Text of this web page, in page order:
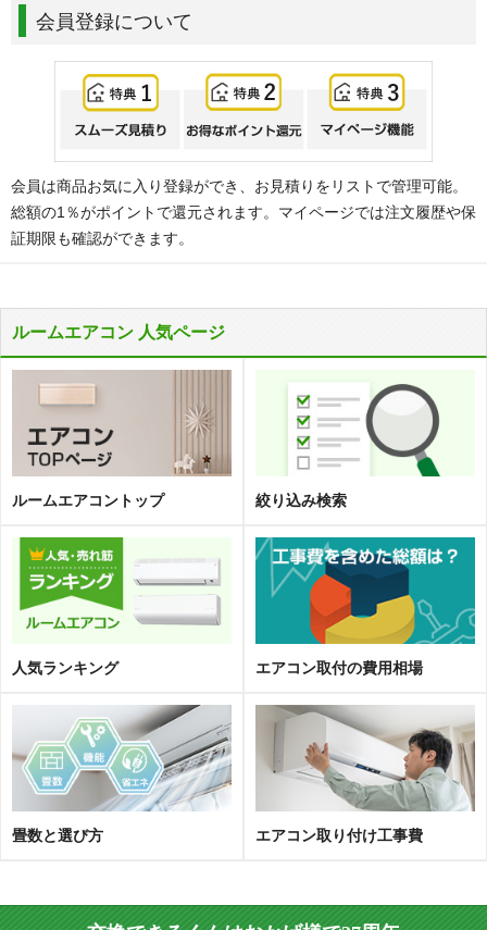
会員登録について
会員は商品お気に入り登録ができ、お見積りをリストで管理可能。
総額の1％がポイントで還元されます。マイページでは注文履歴や保
証期限も確認ができます。
ルームエアコン 人気ページ
ルームエアコントップ 絞り込み検索
人気ランキング エアコン取付の費用相場
畳数と選び方 エアコン取り付け工事費